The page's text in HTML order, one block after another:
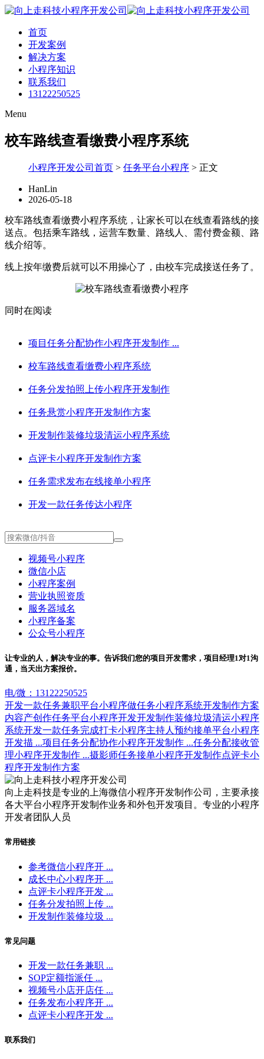
首页
开发案例
解决方案
小程序知识
联系我们
13122250525
Menu
校车路线查看缴费小程序系统
小程序开发公司首页 > 任务平台小程序 > 正文
HanLin
2026-05-18
校车路线查看缴费小程序系统，让家长可以在线查看路线的接
送点。包括乘车路线，运营车数量、路线人、需付费金额、路
线介绍等。
线上按年缴费后就可以不用操心了，由校车完成接送任务了。
同时在阅读
项目任务分配协作小程序开发制作 ...
校车路线查看缴费小程序系统
任务分发拍照上传小程序开发制作
任务悬赏小程序开发制作方案
开发制作装修垃圾清运小程序系统
点评卡小程序开发制作方案
任务需求发布在线接单小程序
​开发一款任务传达小程序
视频号小程序
微信小店
小程序案例
营业执照资质
服务器域名
小程序备案
公众号小程序
让专业的人，解决专业的事。告诉我们您的项目开发需求，项目经理1对1沟
通，当天出方案报价。
电/微：13122250525
开发一款任务兼职平台小程序做任务小程序系统开发制作方案
内容产创作任务平台小程序开发开发制作装修垃圾清运小程序
系统开发一款任务完成打卡小程序主持人预约接单平台小程序
开发描 ...项目任务分配协作小程序开发制作 ...任务分配接收管
理小程序开发制作 ...摄影师任务接单小程序开发制作点评卡小
程序开发制作方案
向上走科技是专业的上海微信小程序开发制作公司，主要承接
各大平台小程序开发制作业务和外包开发项目。专业的小程序
开发者团队人员
常用链接
参考微信小程序开 ...
成长中心小程序开 ...
点评卡小程序开发 ...
任务分发拍照上传 ...
开发制作装修垃圾 ...
常见问题
开发一款任务兼职 ...
SOP定额指派任 ...
视频号小店开店任 ...
任务发布小程序开 ...
点评卡小程序开发 ...
联系我们